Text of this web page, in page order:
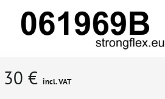
30 € incl. VAT